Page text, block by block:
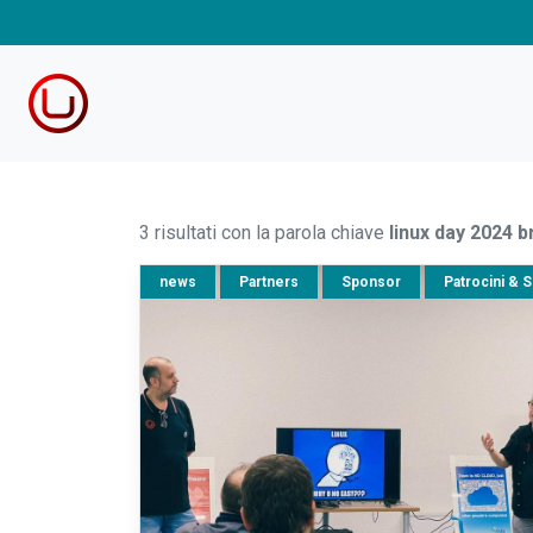
3 risultati con la parola chiave linux day 2024
news Partners Sponsor Patrocini &